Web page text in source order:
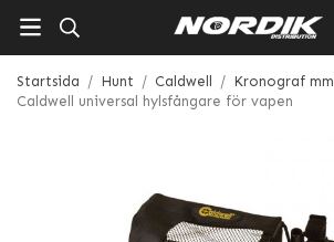
Startsida / Hunt / Caldwell / Kronograf mm
Caldwell universal hylsfångare för vapen